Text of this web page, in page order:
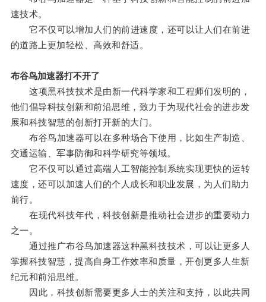
速技术。
它不仅可以增加人们的前进速度，还可以让人们在前进
的道路上更加轻松、高效和舒适。
布谷鸟加速器打不开了
这项黑科技技术是由新一代科学家和工程师们发明的，
他们倡导科技创新和前沿思维，致力于为现代社会的进步发
展和科技智慧的创新打开新的大门。
布谷鸟加速器可以在多种场合下使用，比如生产制造、
交通运输、军事防御和科学研究等领域。
它不仅可以通过高端人工智能控制系统实现更快的运转
速度，还可以加速人们的个人成长和职业发展，为人们助力
前行。
在现代科技年代，科技创新是推动社会进步的重要动力
之一。
通过推广布谷鸟加速器这种黑科技技术，可以让更多人
掌握科技智慧，提高自身工作效率和质量，开创更多人生新
纪元和前沿思维。
因此，科技创新需要更多人士的关注和支持，以此共同